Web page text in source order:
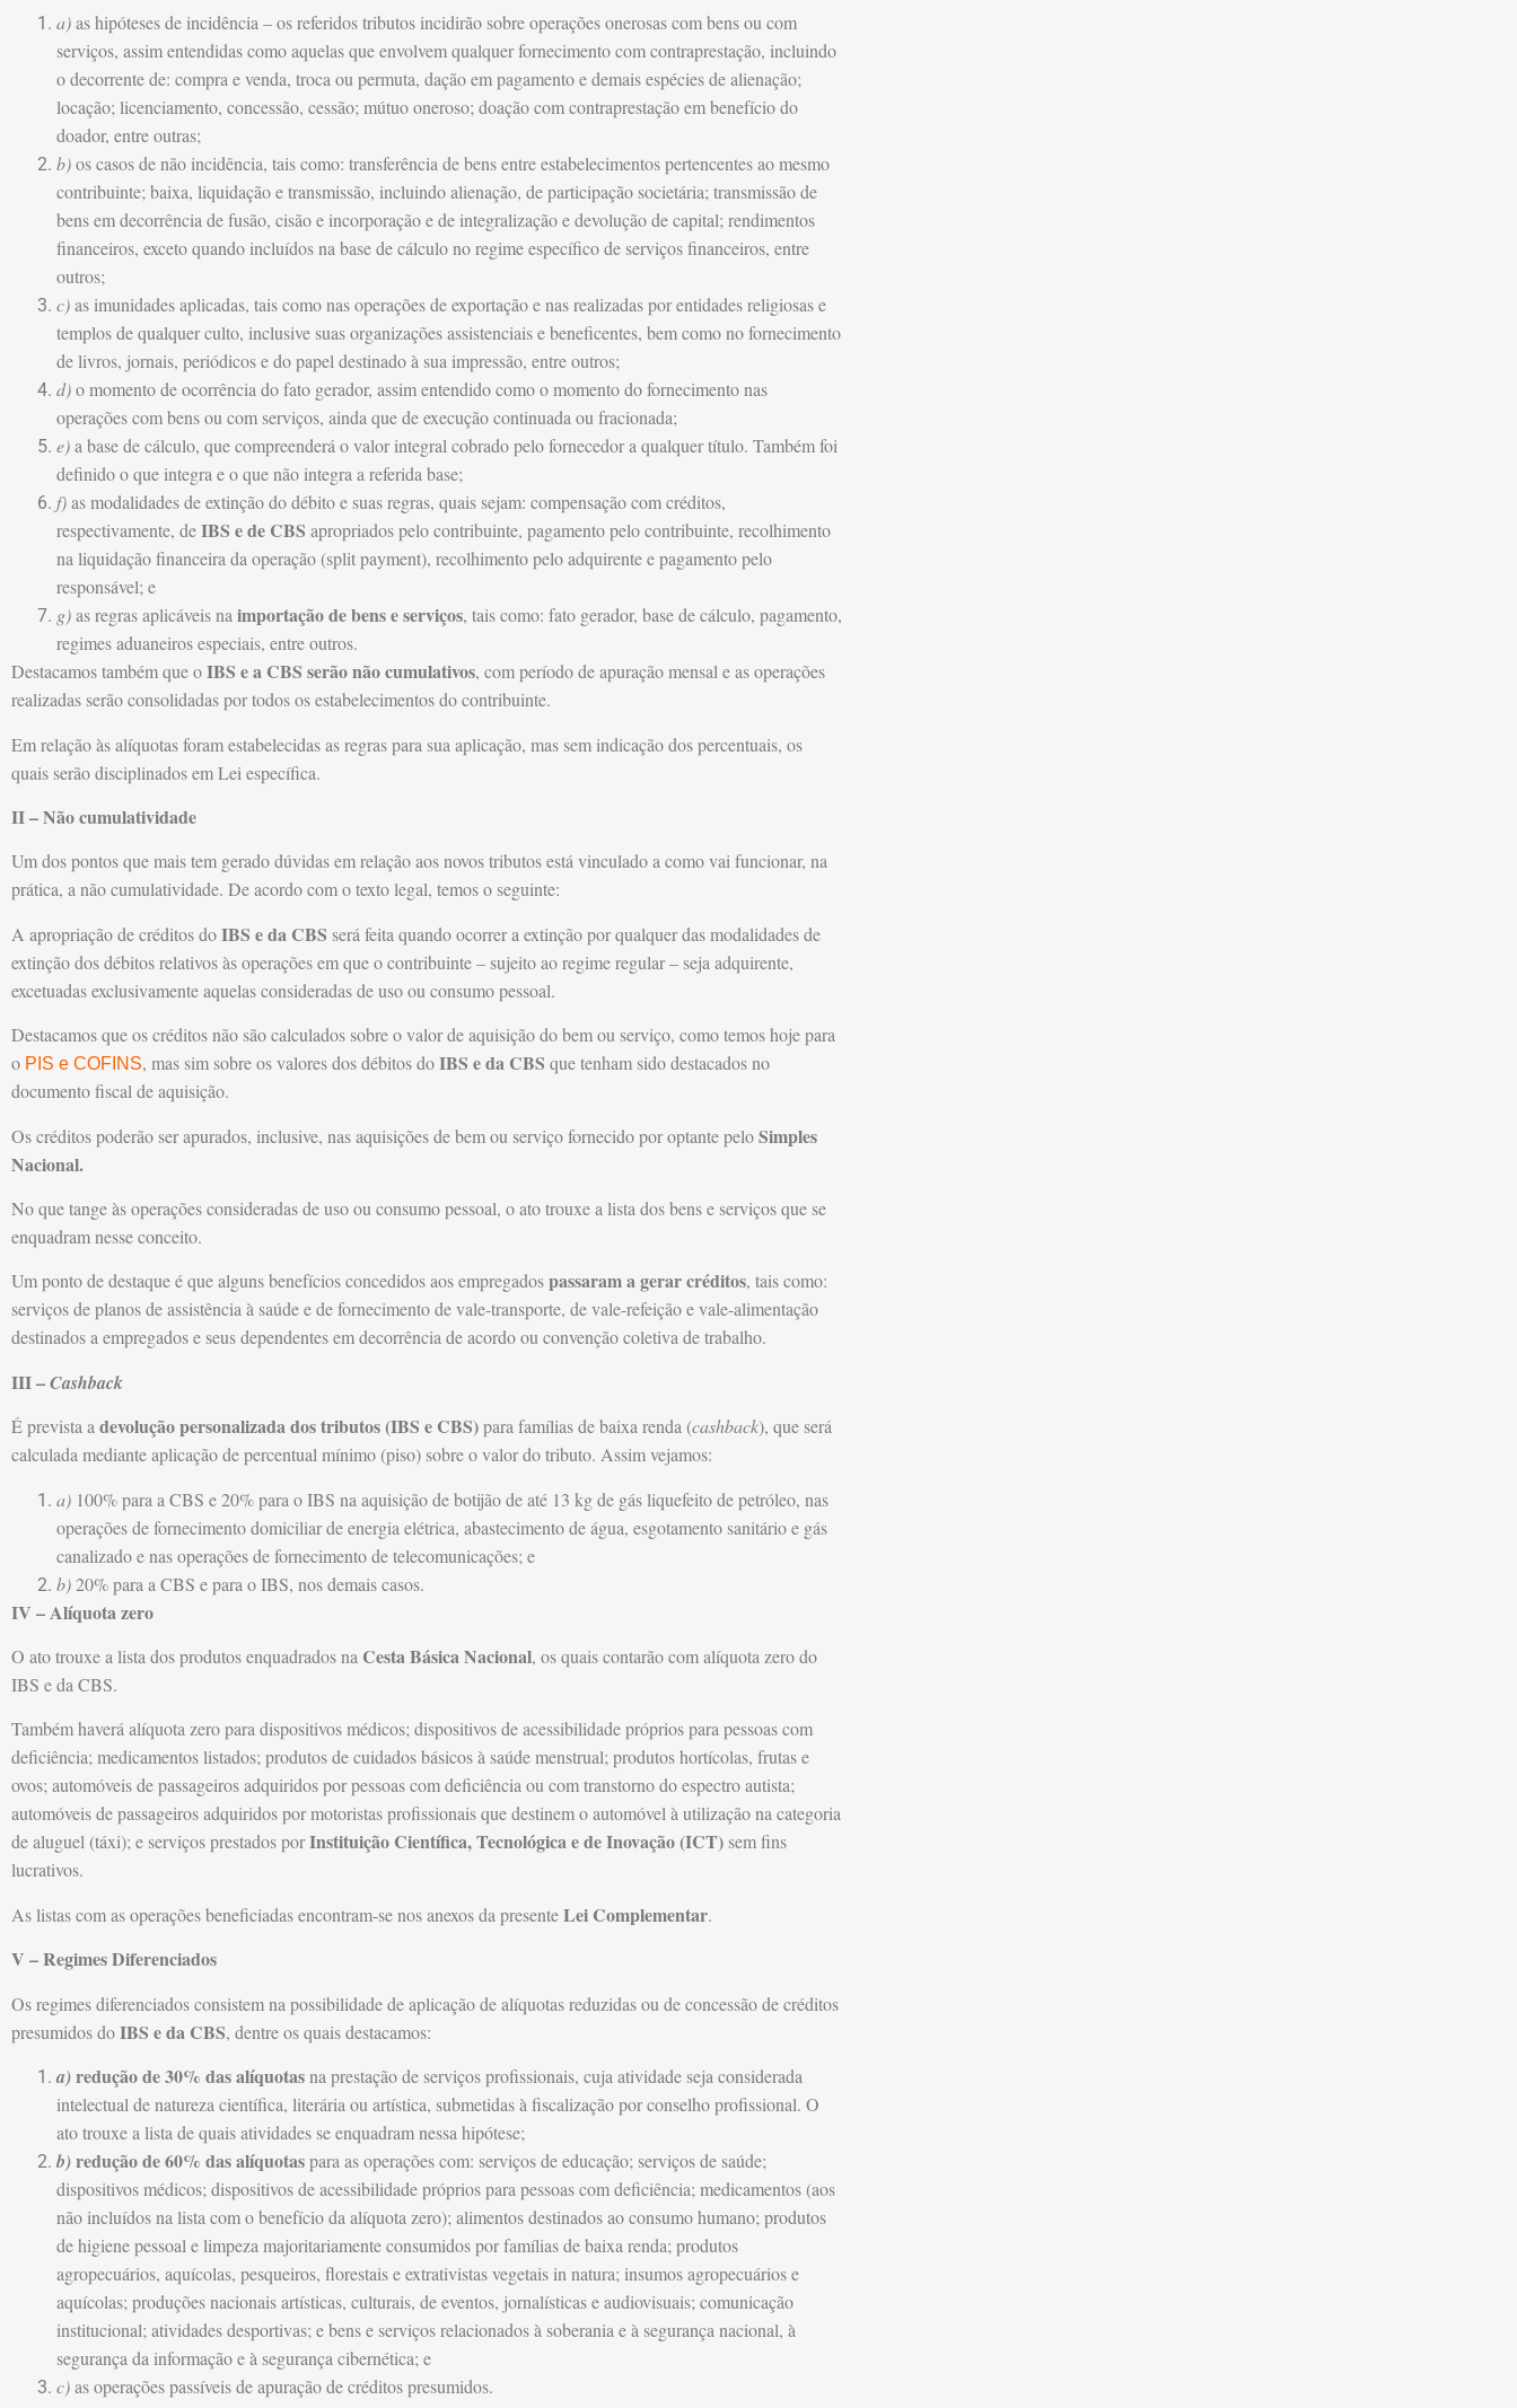
a)as hipóteses de incidência – os referidos tributos incidirão sobre operações onerosas com bens ou com
serviços, assim entendidas como aquelas que envolvem qualquer fornecimento com contraprestação, incluindo
o decorrente de: compra e venda, troca ou permuta, dação em pagamento e demais espécies de alienação;
locação; licenciamento, concessão, cessão; mútuo oneroso; doação com contraprestação em benefício do
doador, entre outras;
b)os casos de não incidência, tais como: transferência de bens entre estabelecimentos pertencentes ao mesmo
contribuinte; baixa, liquidação e transmissão, incluindo alienação, de participação societária; transmissão de
bens em decorrência de fusão, cisão e incorporação e de integralização e devolução de capital; rendimentos
financeiros, exceto quando incluídos na base de cálculo no regime específico de serviços financeiros, entre
outros;
c)as imunidades aplicadas, tais como nas operações de exportação e nas realizadas por entidades religiosas e
templos de qualquer culto, inclusive suas organizações assistenciais e beneficentes, bem como no fornecimento
de livros, jornais, periódicos e do papel destinado à sua impressão, entre outros;
d)o momento de ocorrência do fato gerador, assim entendido como o momento do fornecimento nas
operações com bens ou com serviços, ainda que de execução continuada ou fracionada;
e)a base de cálculo, que compreenderá o valor integral cobrado pelo fornecedor a qualquer título. Também foi
definido o que integra e o que não integra a referida base;
f)as modalidades de extinção do débito e suas regras, quais sejam: compensação com créditos,
respectivamente, deIBS e de CBS apropriados pelo contribuinte, pagamento pelo contribuinte, recolhimento
na liquidação financeira da operação (split payment), recolhimento pelo adquirente e pagamento pelo
responsável; e
g)as regras aplicáveis naimportação de bens e serviços, tais como: fato gerador, base de cálculo, pagamento,
regimes aduaneiros especiais, entre outros.
Destacamos também que oIBS e a CBS serão não cumulativos, com período de apuração mensal e as operações
realizadas serão consolidadas por todos os estabelecimentos do contribuinte.
Em relação às alíquotas foram estabelecidas as regras para sua aplicação, mas sem indicação dos percentuais, os
quais serão disciplinados em Lei específica.
II – Não cumulatividade
Um dos pontos que mais tem gerado dúvidas em relação aos novos tributos está vinculado a como vai funcionar, na
prática, a não cumulatividade. De acordo com o texto legal, temos o seguinte:
A apropriação de créditos doIBS e da CBS será feita quando ocorrer a extinção por qualquer das modalidades de
extinção dos débitos relativos às operações em que o contribuinte – sujeito ao regime regular – seja adquirente,
excetuadas exclusivamente aquelas consideradas de uso ou consumo pessoal.
Destacamos que os créditos não são calculados sobre o valor de aquisição do bem ou serviço, como temos hoje para
o PIS e COFINS, mas sim sobre os valores dos débitos doIBS e da CBS que tenham sido destacados no
documento fiscal de aquisição.
Os créditos poderão ser apurados, inclusive, nas aquisições de bem ou serviço fornecido por optante peloSimples
Nacional.
No que tange às operações consideradas de uso ou consumo pessoal, o ato trouxe a lista dos bens e serviços que se
enquadram nesse conceito.
Um ponto de destaque é que alguns benefícios concedidos aos empregadospassaram a gerar créditos, tais como:
serviços de planos de assistência à saúde e de fornecimento de vale-transporte, de vale-refeição e vale-alimentação
destinados a empregados e seus dependentes em decorrência de acordo ou convenção coletiva de trabalho.
III –Cashback
É prevista a devolução personalizada dos tributos (IBS e CBS)para famílias de baixa renda (cashback), que será
calculada mediante aplicação de percentual mínimo (piso) sobre o valor do tributo. Assim vejamos:
a) 100% para a CBS e 20% para o IBS na aquisição de botijão de até 13 kg de gás liquefeito de petróleo, nas
operações de fornecimento domiciliar de energia elétrica, abastecimento de água, esgotamento sanitário e gás
canalizado e nas operações de fornecimento de telecomunicações; e
b)20% para a CBS e para o IBS, nos demais casos.
IV – Alíquota zero
O ato trouxe a lista dos produtos enquadrados na Cesta Básica Nacional, os quais contarão com alíquota zero do
IBS e da CBS.
Também haverá alíquota zero para dispositivos médicos; dispositivos de acessibilidade próprios para pessoas com
deficiência; medicamentos listados; produtos de cuidados básicos à saúde menstrual; produtos hortícolas, frutas e
ovos; automóveis de passageiros adquiridos por pessoas com deficiência ou com transtorno do espectro autista;
automóveis de passageiros adquiridos por motoristas profissionais que destinem o automóvel à utilização na categoria
de aluguel (táxi); e serviços prestados porInstituição Científica, Tecnológica e de Inovação (ICT) sem fins
lucrativos.
As listas com as operações beneficiadas encontram-se nos anexos da presenteLei Complementar.
V – Regimes Diferenciados
Os regimes diferenciados consistem na possibilidade de aplicação de alíquotas reduzidas ou de concessão de créditos
presumidos doIBS e da CBS, dentre os quais destacamos:
a)redução de 30% das alíquotasna prestação de serviços profissionais, cuja atividade seja considerada
intelectual de natureza científica, literária ou artística, submetidas à fiscalização por conselho profissional. O
ato trouxe a lista de quais atividades se enquadram nessa hipótese;
b)redução de 60% das alíquotaspara as operações com: serviços de educação; serviços de saúde;
dispositivos médicos; dispositivos de acessibilidade próprios para pessoas com deficiência; medicamentos (aos
não incluídos na lista com o benefício da alíquota zero); alimentos destinados ao consumo humano; produtos
de higiene pessoal e limpeza majoritariamente consumidos por famílias de baixa renda; produtos
agropecuários, aquícolas, pesqueiros, florestais e extrativistas vegetais in natura; insumos agropecuários e
aquícolas; produções nacionais artísticas, culturais, de eventos, jornalísticas e audiovisuais; comunicação
institucional; atividades desportivas; e bens e serviços relacionados à soberania e à segurança nacional, à
segurança da informação e à segurança cibernética; e
c)as operações passíveis de apuração de créditos presumidos.